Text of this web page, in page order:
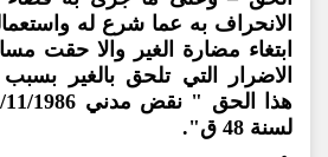
الانحراف به عما شرع له
ابتغاء مضارة الغير والا حقت
الاضرار التي تلحق بالغير
لسنة 48 ق".